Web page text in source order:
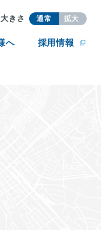
きさ 通常 拡大
へ 採用情報